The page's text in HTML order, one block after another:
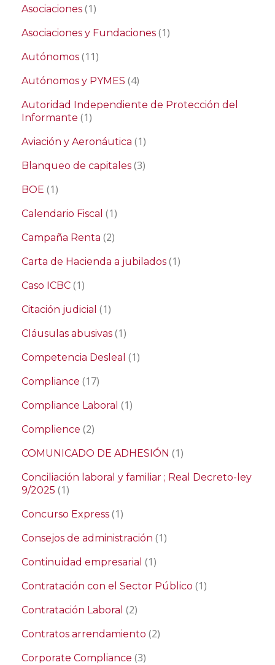
Asociaciones (1)
Asociaciones y Fundaciones (1)
Autónomos (11)
Autónomos y PYMES (4)
Autoridad Independiente de Protección del
Informante (1)
Aviación y Aeronáutica (1)
Blanqueo de capitales (3)
BOE (1)
Calendario Fiscal (1)
Campaña Renta (2)
Carta de Hacienda a jubilados (1)
Caso ICBC (1)
Citación judicial (1)
Cláusulas abusivas (1)
Competencia Desleal (1)
Compliance (17)
Compliance Laboral (1)
Complience (2)
COMUNICADO DE ADHESIÓN (1)
Conciliación laboral y familiar ; Real Decreto-ley
9/2025 (1)
Concurso Express (1)
Consejos de administración (1)
Continuidad empresarial (1)
Contratación con el Sector Público (1)
Contratación Laboral (2)
Contratos arrendamiento (2)
Corporate Compliance (3)